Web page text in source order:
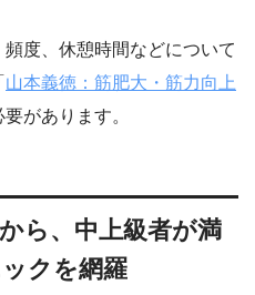
度、休憩時間などについて
山本義徳：筋肥大・筋力向上
要があります。
ら、中上級者が満
クを網羅